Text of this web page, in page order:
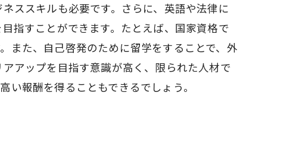
ススキルも必要です。さらに、英語や法律に
指すことができます。たとえば、国家資格で
また、自己啓発のために留学をすることで、外
アップを目指す意識が高く、限られた人材で
報酬を得ることもできるでしょう。